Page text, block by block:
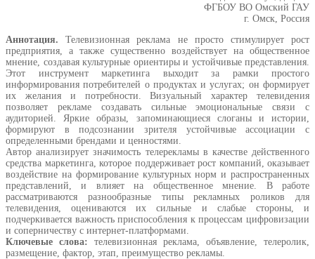
ФГБОУ ВО Омский ГАУ
г. Омск, Россия
Аннотация. Телевизионная реклама не просто стимулирует рост
предприятия, а также существенно воздействует на общественное
мнение, создавая культурные ориентиры и устойчивые представления.
Этот инструмент маркетинга выходит за рамки простого
информирования потребителей о продуктах и услугах; он формирует
их желания и потребности. Визуальный характер телевидения
позволяет рекламе создавать сильные эмоциональные связи с
аудиторией. Яркие образы, запоминающиеся слоганы и истории,
формируют в подсознании зрителя устойчивые ассоциации с
определенными брендами и ценностями.
Автор анализирует значимость телерекламы в качестве действенного
средства маркетинга, которое поддерживает рост компаний, оказывает
воздействие на формирование культурных норм и распространенных
представлений, и влияет на общественное мнение. В работе
рассматриваются разнообразные типы рекламных роликов для
телевидения, оцениваются их сильные и слабые стороны, и
подчеркивается важность приспособления к процессам цифровизации
и соперничеству с интернет-платформами.
Ключевые слова: телевизионная реклама, объявление, телеролик,
размещение, фактор, этап, преимущество рекламы.